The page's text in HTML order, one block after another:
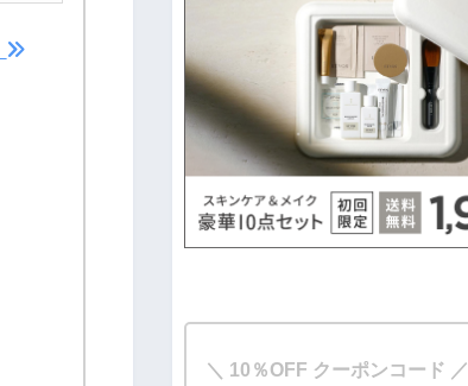
＼ 10％OFF クーポンコード ／